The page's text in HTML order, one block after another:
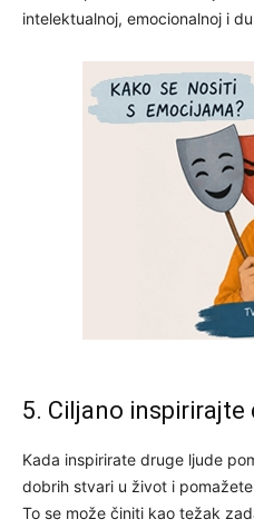
intelektualnoj, emocionalnoj i
5. Ciljano inspirirajte
Kada inspirirate druge ljude
dobrih stvari u život i
To se može činiti kao težak